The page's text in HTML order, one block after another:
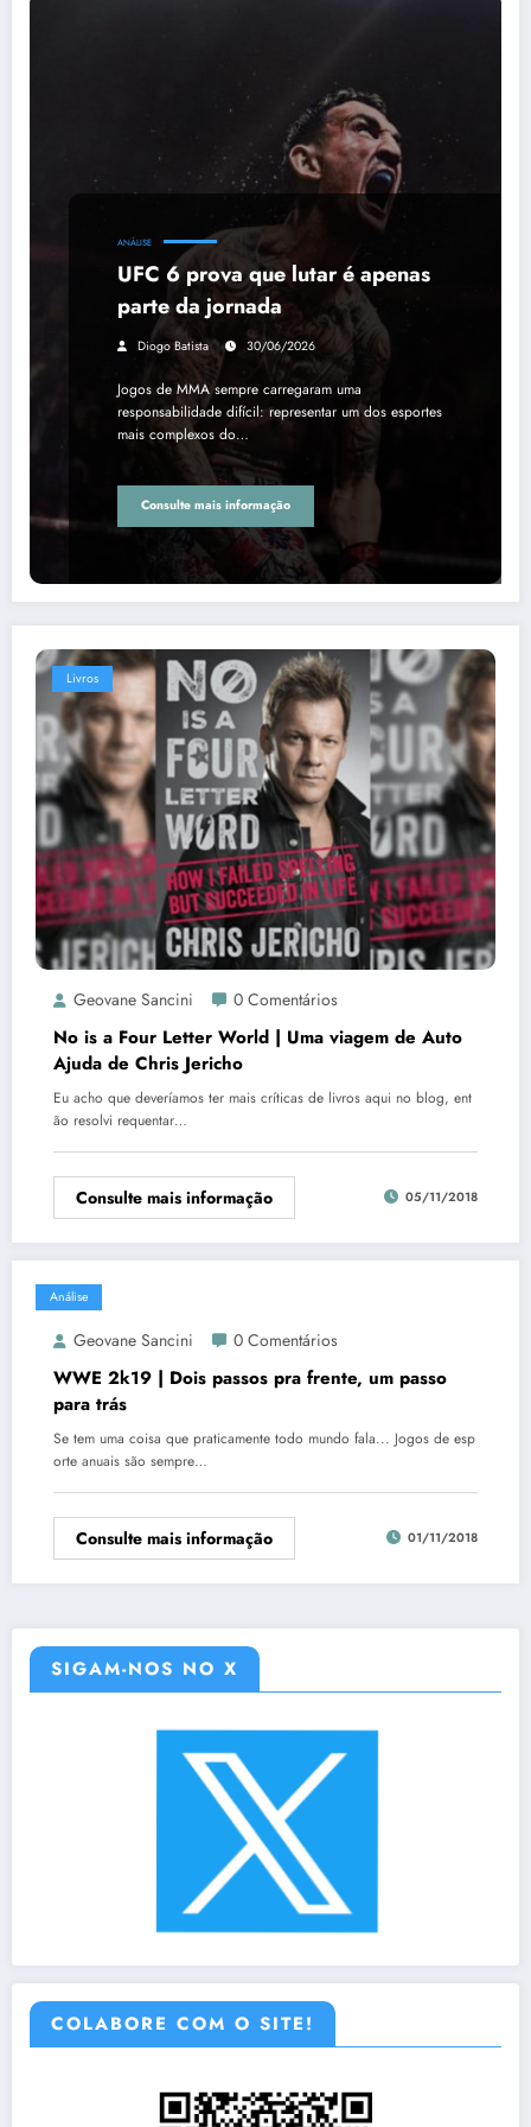
ANÁLISE
UFC 6 prova que lutar é apenas
parte da jornada
Diogo Batista 30/06/2026
Jogos de MMA sempre carregaram uma
responsabilidade difícil: representar um dos esportes
mais complexos do…
Consulte mais informação
Livros
Geovane Sancini 0 Comentários
No is a Four Letter World | Uma viagem de Auto
Ajuda de Chris Jericho
Eu acho que deveríamos ter mais críticas de livros aqui no blog, ent
ão resolvi requentar…
Consulte mais informação 05/11/2018
Análise
Geovane Sancini 0 Comentários
WWE 2k19 | Dois passos pra frente, um passo
para trás
Se tem uma coisa que praticamente todo mundo fala... Jogos de esp
orte anuais são sempre…
Consulte mais informação 01/11/2018
SIGAM-NOS NO X
COLABORE COM O SITE!